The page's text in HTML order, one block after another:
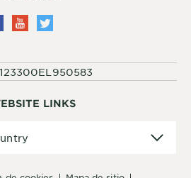
LINKS